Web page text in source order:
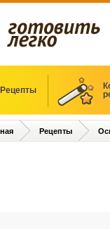
Рецепты
Рецепты